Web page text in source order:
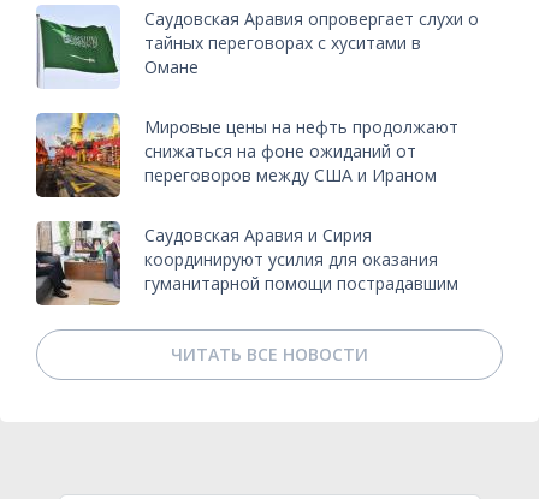
Саудовская Аравия опровергает слухи о
тайных переговорах с хуситами в
Омане
Мировые цены на нефть продолжают
снижаться на фоне ожиданий от
переговоров между США и Ираном
Саудовская Аравия и Сирия
координируют усилия для оказания
гуманитарной помощи пострадавшим
ЧИТАТЬ ВСЕ НОВОСТИ